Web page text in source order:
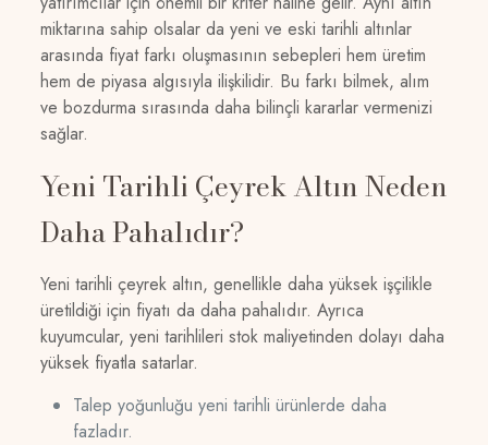
miktarına sahip olsalar da yeni ve eski tarihli altınlar
arasında fiyat farkı oluşmasının sebepleri hem üretim
hem de piyasa algısıyla ilişkilidir. Bu farkı bilmek, alım
ve bozdurma sırasında daha bilinçli kararlar vermenizi
sağlar.
Yeni Tarihli Çeyrek Altın Neden
Daha Pahalıdır?
Yeni tarihli çeyrek altın, genellikle daha yüksek işçilikle
üretildiği için fiyatı da daha pahalıdır. Ayrıca
kuyumcular, yeni tarihlileri stok maliyetinden dolayı daha
yüksek fiyatla satarlar.
Talep yoğunluğu yeni tarihli ürünlerde daha
fazladır.